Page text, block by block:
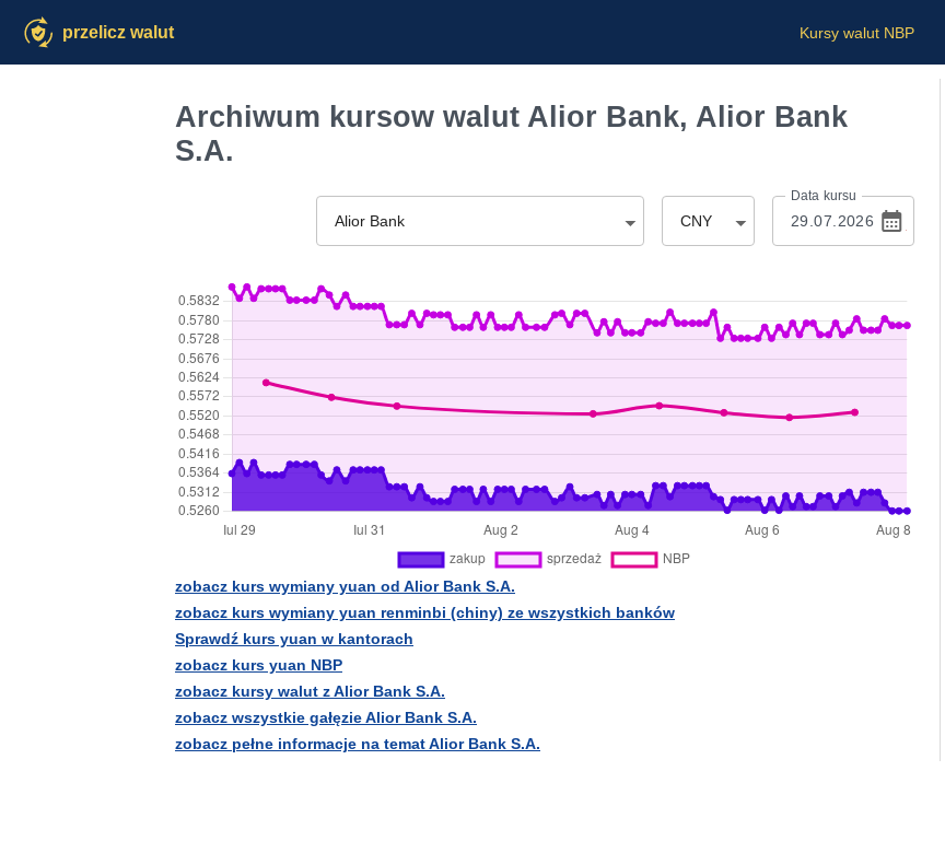
przelicz walut Kursy walut NBP
Archiwum kursow walut Alior Bank, Alior Bank
S.A.
Alior Bank CNY
Data kursu
zobacz kurs wymiany yuan od Alior Bank S.A.
zobacz kurs wymiany yuan renminbi (chiny) ze wszystkich banków
Sprawdź kurs yuan w kantorach
zobacz kurs yuan NBP
zobacz kursy walut z Alior Bank S.A.
zobacz wszystkie gałęzie Alior Bank S.A.
zobacz pełne informacje na temat Alior Bank S.A.